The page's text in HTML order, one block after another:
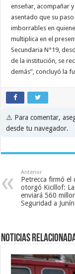
enseñar, acompañar
asentado que su
imborrables en
multiplica en el
Secundaria N°19,
de la institución, se
demás”, concluyó la
⚠️ Para comentar,
desde tu navegador.
Anterior
Petrecca firmó el
otorgó Kicillof:
enviará 560
Seguridad a Junín
Noticias